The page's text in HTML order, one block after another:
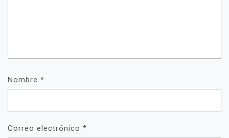
Nombre *
Correo electrónico *